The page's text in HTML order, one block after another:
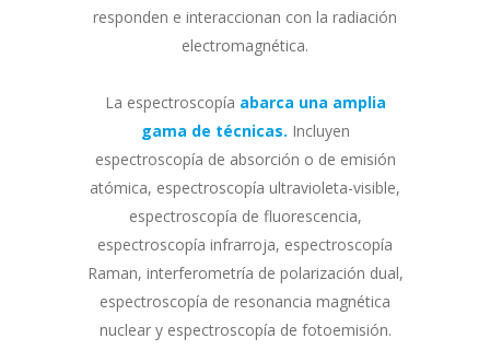
responden e interaccionan con la radiación
electromagnética.
La espectroscopía abarca una amplia
gama de técnicas. Incluyen
espectroscopía de absorción o de emisión
atómica, espectroscopía ultravioleta-visible,
espectroscopía de fluorescencia,
espectroscopía infrarroja, espectroscopía
Raman, interferometría de polarización dual,
espectroscopía de resonancia magnética
nuclear y espectroscopía de fotoemisión.